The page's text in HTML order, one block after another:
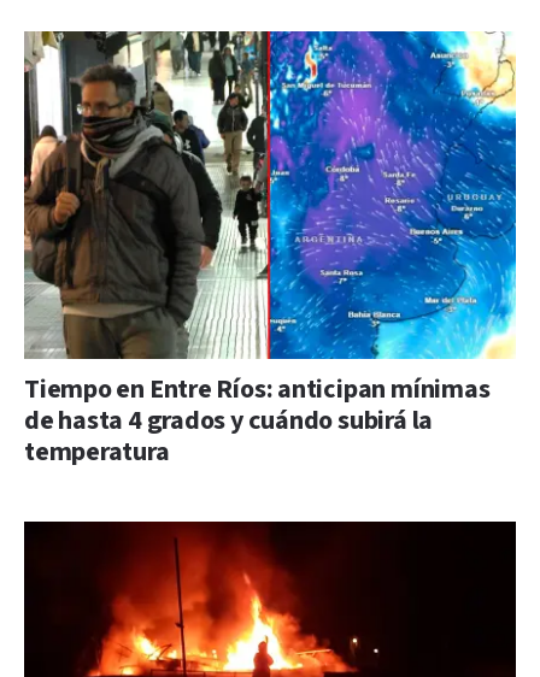
Tiempo en Entre Ríos: anticipan mínimas
de hasta 4 grados y cuándo subirá la
temperatura